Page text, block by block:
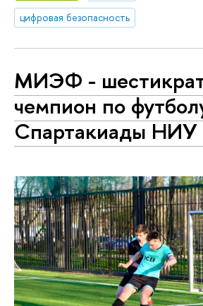
цифровая безопасность
МИЭФ -
чемпион по
Спартакиады